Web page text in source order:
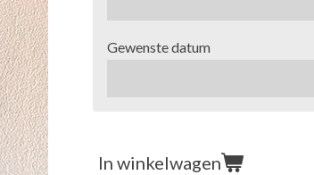
Gewenste datum
In winkelwagen